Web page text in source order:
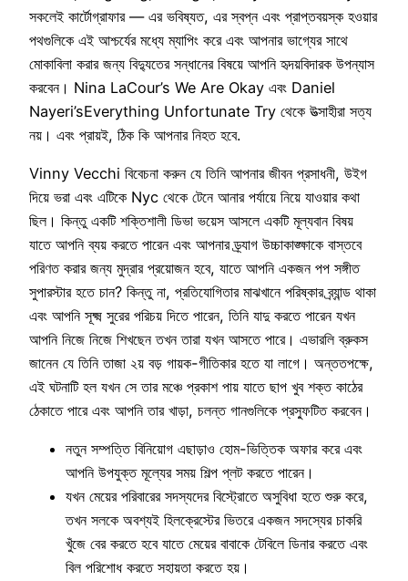
সকলেই কার্টোগ্রাফার — এর ভবিষ্যত, এর স্বপ্ন এবং প্রাপ্তবয়স্ক হওয়ার
পথগুলিকে এই আশ্চর্যের মধ্যে ম্যাপিং করে এবং আপনার ভাগ্যের সাথে
মোকাবিলা করার জন্য বিদ্যুতের সন্ধানের বিষয়ে আপনি হৃদয়বিদারক উপন্যাস
করবেন। Nina LaCour’s We Are Okay এবং Daniel
Nayeri’sEverything Unfortunate Try থেকে উত্সাহীরা সত্য
নয়। এবং প্রায়ই, ঠিক কি আপনার নিহত হবে.
Vinny Vecchi বিবেচনা করুন যে তিনি আপনার জীবন প্রসাধনী, উইগ
দিয়ে ভরা এবং এটিকে Nyc থেকে টেনে আনার পর্যায়ে নিয়ে যাওয়ার কথা
ছিল। কিন্তু একটি শক্তিশালী ডিভা ভয়েস আসলে একটি মূল্যবান বিষয়
যাতে আপনি ব্যয় করতে পারেন এবং আপনার ড্র্যাগ উচ্চাকাঙ্ক্ষাকে বাস্তবে
পরিণত করার জন্য মুদ্রার প্রয়োজন হবে, যাতে আপনি একজন পপ সঙ্গীত
সুপারস্টার হতে চান? কিন্তু না, প্রতিযোগিতার মাঝখানে পরিষ্কার ব্র্যান্ড থাকা
এবং আপনি সূক্ষ্ম সুরের পরিচয় দিতে পারেন, তিনি যাদু করতে পারেন যখন
আপনি নিজে নিজে শিখছেন তখন তারা যখন আসতে পারে। এভারলি ব্রুকস
জানেন যে তিনি তাজা ২য় বড় গায়ক-গীতিকার হতে যা লাগে। অন্ততপক্ষে,
এই ঘটনাটি হল যখন সে তার মঞ্চে প্রকাশ পায় যাতে ছাপ খুব শক্ত কাঠের
ঠেকাতে পারে এবং আপনি তার খাড়া, চলন্ত গানগুলিকে প্রস্ফুটিত করবেন।
নতুন সম্পত্তি বিনিয়োগ এছাড়াও হোম-ভিত্তিক অফার করে এবং
আপনি উপযুক্ত মূল্যের সময় শিল্প প্লট করতে পারেন।
যখন মেয়ের পরিবারের সদস্যদের বিস্ট্রোতে অসুবিধা হতে শুরু করে,
তখন সলকে অবশ্যই হিলক্রেস্টের ভিতরে একজন সদস্যের চাকরি
খুঁজে বের করতে হবে যাতে মেয়ের বাবাকে টেবিলে ডিনার করতে এবং
বিল পরিশোধ করতে সহায়তা করতে হয়।